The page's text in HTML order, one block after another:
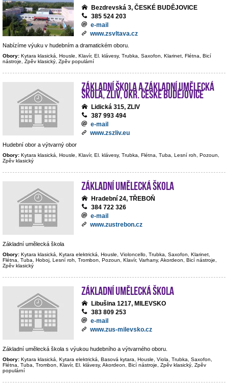
Bezdrevská 3, ČESKÉ BUDĚJOVICE
385 524 203
e-mail
www.zsvltava.cz
Nabízíme výuku v hudebním a dramatickém oboru.
Obory: Kytara klasická, Housle, Klavír, El. klávesy, Trubka, Saxofon, Klarinet, Flétna, Bicí
nástroje, Zpěv klasický, Zpěv populární
Základní škola a Základní umělecká
škola, Zliv, okr. České Budějovice
Lidická 315, ZLIV
387 993 494
e-mail
www.zszliv.eu
Hudební obor a výtvarný obor
Obory: Kytara klasická, Housle, Klavír, El. klávesy, Trubka, Flétna, Tuba, Lesní roh, Pozoun,
Zpěv klasický
Základní umělecká škola
Hradební 24, TŘEBOŇ
384 722 326
e-mail
www.zustrebon.cz
Základní umělecká škola
Obory: Kytara klasická, Kytara elektrická, Housle, Violoncello, Trubka, Saxofon, Klarinet,
Flétna, Tuba, Hoboj, Lesní roh, Trombon, Pozoun, Klavír, Varhany, Akordeon, Bicí nástroje,
Zpěv klasický
Základní umělecká škola
Libušina 1217, MILEVSKO
383 809 253
e-mail
www.zus-milevsko.cz
Základní umělecká škola s výukou hudebního a výtvarného oboru.
Obory: Kytara klasická, Kytara elektrická, Basová kytara, Housle, Viola, Trubka, Saxofon,
Flétna, Tuba, Trombon, Klavír, El. klávesy, Akordeon, Bicí nástroje, Zpěv klasický, Zpěv
populární